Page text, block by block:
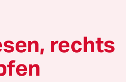
klettert einfach
Gefangene. Sitzen
der Leiter, schleichen an
als wären sie
rechts